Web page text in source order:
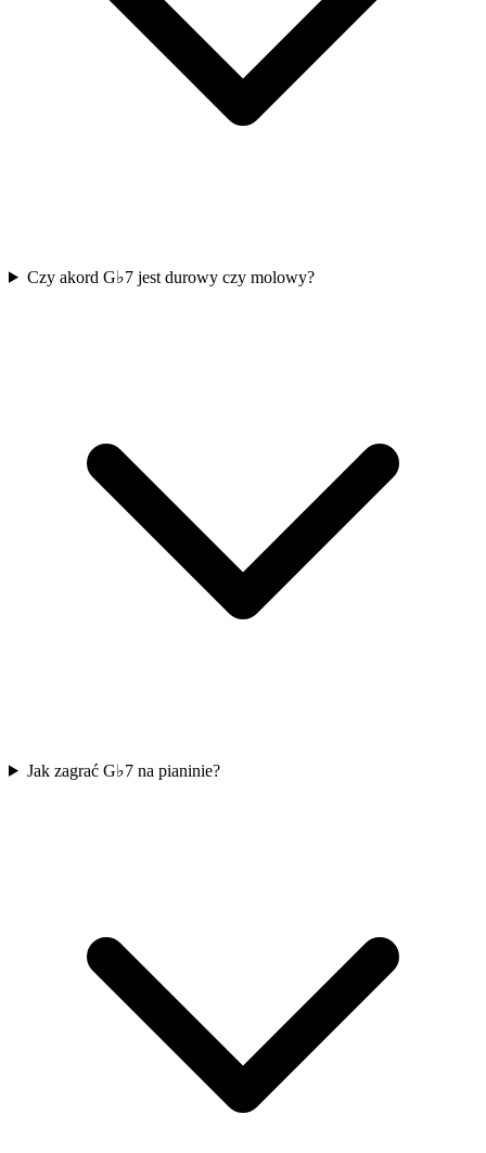
Czy akord G♭7 jest durowy czy molowy?
Jak zagrać G♭7 na pianinie?